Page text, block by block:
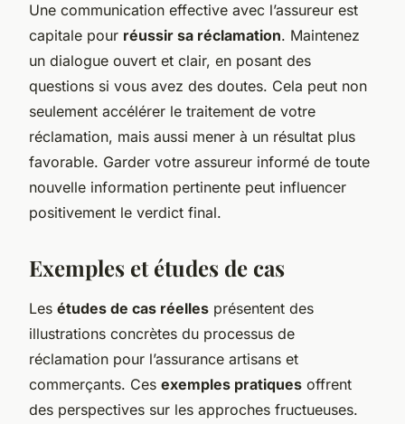
Une communication effective avec l’assureur est
capitale pour réussir sa réclamation. Maintenez
un dialogue ouvert et clair, en posant des
questions si vous avez des doutes. Cela peut non
seulement accélérer le traitement de votre
réclamation, mais aussi mener à un résultat plus
favorable. Garder votre assureur informé de toute
nouvelle information pertinente peut influencer
positivement le verdict final.
Exemples et études de cas
Les études de cas réelles présentent des
illustrations concrètes du processus de
réclamation pour l’assurance artisans et
commerçants. Ces exemples pratiques offrent
des perspectives sur les approches fructueuses.